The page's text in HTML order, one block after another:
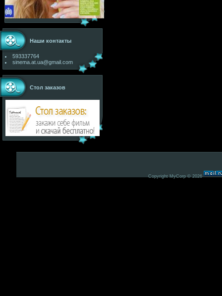
Наши контакты
593337764
sinema.at.ua@gmail.com
Стол заказов
Copyright MyCorp © 2026